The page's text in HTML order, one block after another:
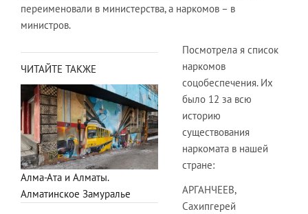
переименовали в министерства, а наркомов – в
министров.
ЧИТАЙТЕ ТАКЖЕ
Алма-Ата и Алматы.
Алматинское Замуралье
Посмотрела я список
наркомов
соцобеспечения. Их
было 12 за всю
историю
существования
наркомата в нашей
стране:
АРГАНЧЕЕВ,
Сахипгерей